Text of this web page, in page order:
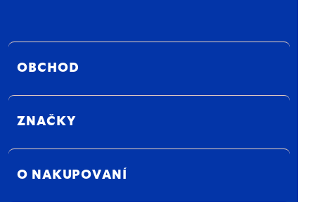
OBCHOD
ZNAČKY
O NAKUPOVANÍ